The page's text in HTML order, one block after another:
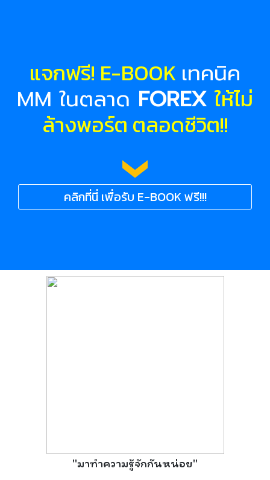
แจกฟรี! E-BOOK เทคนิค
MM ในตลาด FOREX ให้ไม่
ล้างพอร์ต ตลอดชีวิต!!
คลิกที่นี่ เพื่อรับ E-BOOK ฟรี!!!
"มาทำความรู้จักกันหน่อย"